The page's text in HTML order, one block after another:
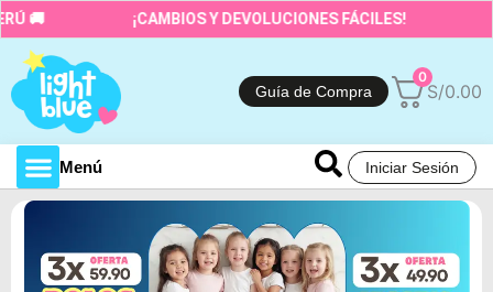
Ir
al
contenido
🚚 ¡CAMBIOS Y DEVOLUCIONES FÁCILES!
Guía de Compra
0
S/0.00
Menú Iniciar Sesión